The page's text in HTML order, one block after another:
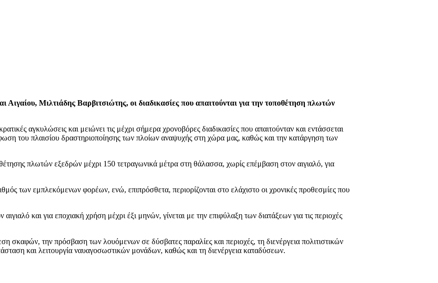
Μιλτιάδης Βαρβιτσιώτης, οι διαδικασίες που απαιτούνται για την τοποθέτηση πλωτών
αγκυλώσεις και μειώνει τις μέχρι σήμερα χρονοβόρες διαδικασίες που απαιτούνταν και εντάσσεται
του πλαισίου δραστηριοποίησης των πλοίων αναψυχής στη χώρα μας, καθώς και την κατάργηση των
πλωτών εξεδρών μέχρι 150 τετραγωνικά μέτρα στη θάλασσα, χωρίς επέμβαση στον αιγιαλό, για
των εμπλεκόμενων φορέων, ενώ, επιπρόσθετα, περιορίζονται στο ελάχιστο οι χρονικές προθεσμίες που
και για εποχιακή χρήση μέχρι έξι μηνών, γίνεται με την επιφύλαξη των διατάξεων για τις περιοχές
σκαφών, την πρόσβαση των λουόμενων σε δύσβατες παραλίες και περιοχές, τη διενέργεια πολιτιστικών
και λειτουργία ναυαγοσωστικών μονάδων, καθώς και τη διενέργεια καταδύσεων.